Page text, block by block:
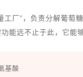
工厂”，负责分解葡萄
能远不止于此，它能够
基酸